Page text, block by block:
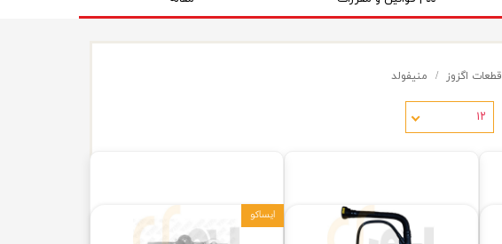
قطعات اگزوز منیفولد
۱۲
ایساکو